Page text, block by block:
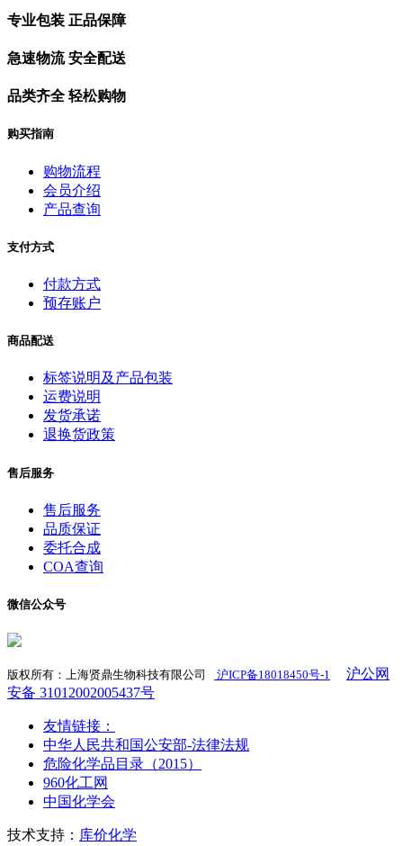
专业包装 正品保障
急速物流 安全配送
品类齐全 轻松购物
购买指南
购物流程
会员介绍
产品查询
支付方式
付款方式
预存账户
商品配送
标签说明及产品包装
运费说明
发货承诺
退换货政策
售后服务
售后服务
品质保证
委托合成
COA查询
微信公众号
版权所有：上海贤鼎生物科技有限公司 沪ICP备18018450号-1
沪公网
安备 31012002005437号
友情链接：
中华人民共和国公安部-法律法规
危险化学品目录（2015）
960化工网
中国化学会
技术支持： 库价化学